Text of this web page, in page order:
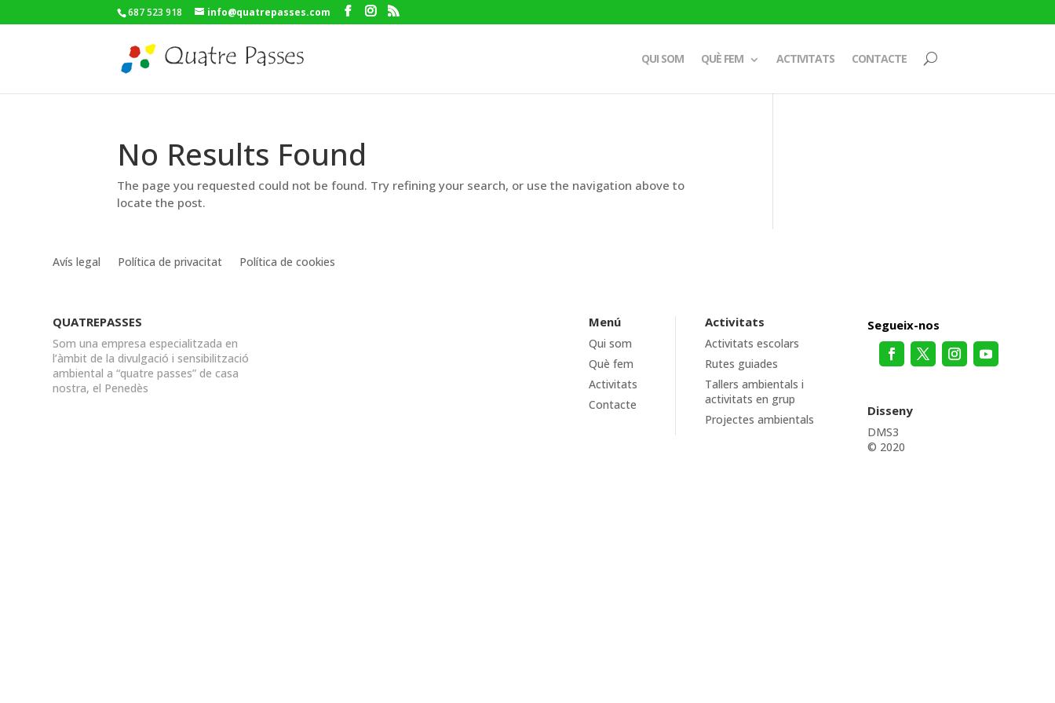
687 523 918 info@quatrepasses.com
QUI SOM QUÈ FEM ACTIVITATS CONTACTE
No Results Found
The page you requested could not be found. Try refining your search, or use the navigation above to
locate the post.
Avís legal Política de privacitat Política de cookies
QUATREPASSES
Som una empresa especialitzada en
l’àmbit de la divulgació i sensibilització
ambiental a “quatre passes” de casa
nostra, el Penedès
Menú
Qui som
Què fem
Activitats
Contacte
Activitats
Activitats escolars
Rutes guiades
Tallers ambientals i
activitats en grup
Projectes ambientals
Segueix-nos
Disseny
DMS3
© 2020